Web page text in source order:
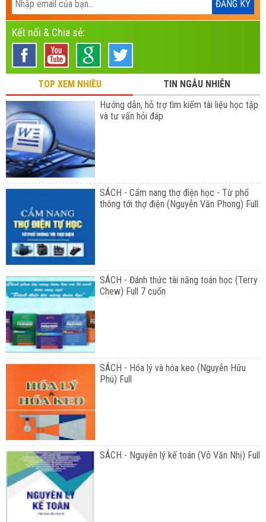
Kết nối & Chia sẻ:
TOP XEM NHIỀU
TIN NGẪU NHIÊN
Hướng dẫn, hỗ trợ tìm kiếm tài liệu học tập
và tư vấn hỏi đáp
SÁCH - Cẩm nang thợ điện học - Từ phổ
thông tới thợ điện (Nguyễn Văn Phong) Full
SÁCH - Đánh thức tài năng toán học (Terry
Chew) Full 7 cuốn
SÁCH - Hóa lý và hóa keo (Nguyễn Hữu
Phú) Full
SÁCH - Nguyên lý kế toán (Võ Văn Nhị) Full